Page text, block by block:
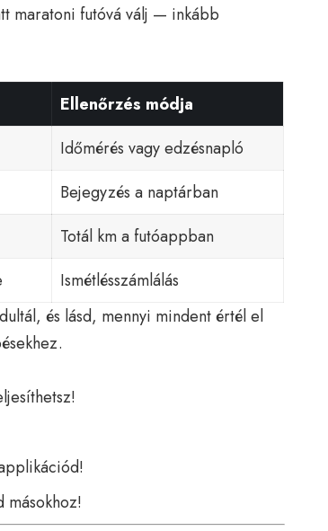
maratoni futóvá válj — inkább
Ellenőrzés módja
Időmérés vagy edzésnapló
Bejegyzés a naptárban
Totál km a futóappban
Ismétlésszámlálás
és lásd, mennyi mindent értél el
másokhoz!